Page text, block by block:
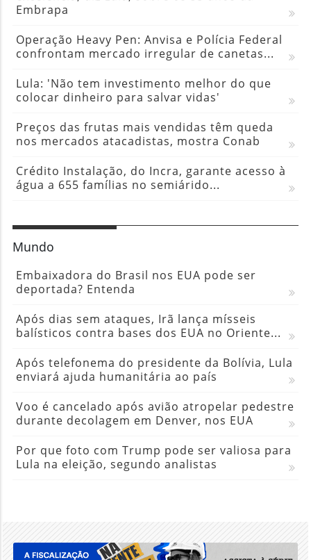
colocar dinheiro para salvar vidas'
nos mercados atacadistas, mostra Conab
água a 655 famílias no semiárido...
Mundo
deportada? Entenda
balísticos contra bases dos EUA no Oriente...
enviará ajuda humanitária ao país
durante decolagem em Denver, nos EUA
Lula na eleição, segundo analistas